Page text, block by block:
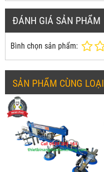
ĐÁNH GIÁ SẢN PHẨM
Bình chọn sản phẩm:
SẢN PHẨM CÙNG LOẠI